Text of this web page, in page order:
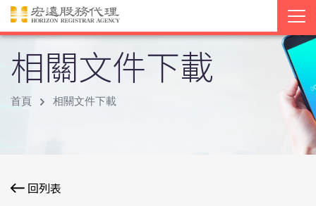
相關文件下載
首頁 相關文件下載
回列表